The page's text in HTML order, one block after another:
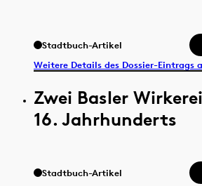
Stadtbuch-Artikel
Weitere Details des Dossier-Eintrags
Zwei Basler
16. Jahrhunderts
Stadtbuch-Artikel